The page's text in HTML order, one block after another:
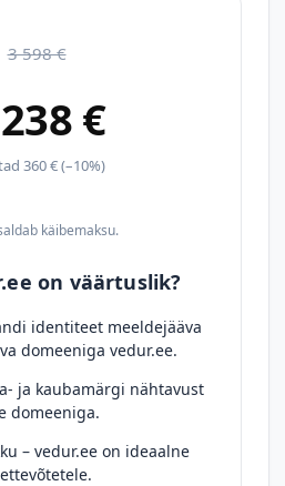
3 598 €
€
360 € (–10%)
käibemaksu.
on väärtuslik?
identiteet meeldejääva
domeeniga vedur.ee.
ja kaubamärgi nähtavust
domeeniga.
– vedur.ee on ideaalne